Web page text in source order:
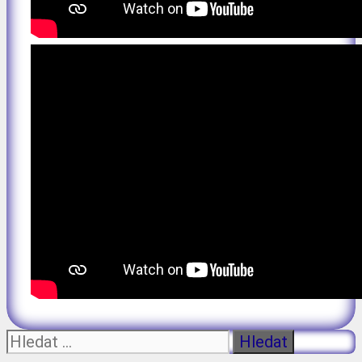
Hledat: